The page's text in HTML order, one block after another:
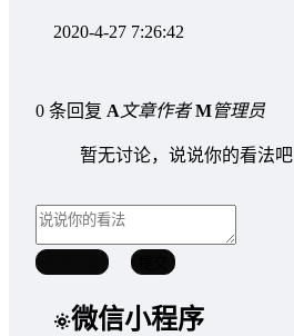
2020-4-27 7:26:42
0 条回复 A文章作者 M管理员
暂无讨论，说说你的看法吧
微信小程序